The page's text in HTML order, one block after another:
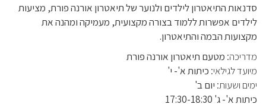
סדנאות התיאטרון לילדים ולנוער של תיאטרון אורנה פורת, מציעות
לילדים אפשרות ללמוד בצורה מקצועית, מעמיקה ומהנה את
מקצועות הבמה והתיאטרון.
מדריכה: מטעם תיאטרון אורנה פורת
מיועד לגילאי: כיתות א'- י'
ימים ושעות: יום ב'
כיתות א'- ג' 17:30-18:30